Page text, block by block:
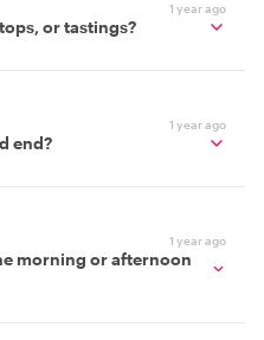
1 year ago
or tastings?
1 year ago
end?
1 year ago
morning or afternoon